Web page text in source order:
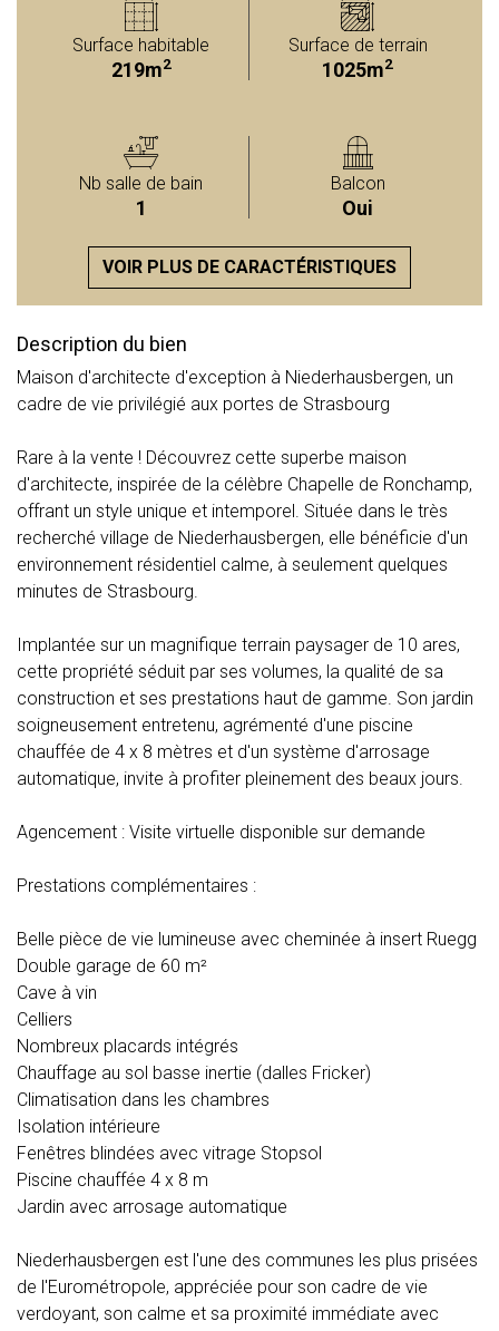
Surface habitable
219m2
Surface de terrain
1025m2
Nb salle de bain
1
Balcon
Oui
VOIR PLUS DE CARACTÉRISTIQUES
Description du bien
Maison d'architecte d'exception à Niederhausbergen, un
cadre de vie privilégié aux portes de Strasbourg
Rare à la vente ! Découvrez cette superbe maison
d'architecte, inspirée de la célèbre Chapelle de Ronchamp,
offrant un style unique et intemporel. Située dans le très
recherché village de Niederhausbergen, elle bénéficie d'un
environnement résidentiel calme, à seulement quelques
minutes de Strasbourg.
Implantée sur un magnifique terrain paysager de 10 ares,
cette propriété séduit par ses volumes, la qualité de sa
construction et ses prestations haut de gamme. Son jardin
soigneusement entretenu, agrémenté d'une piscine
chauffée de 4 x 8 mètres et d'un système d'arrosage
automatique, invite à profiter pleinement des beaux jours.
Agencement : Visite virtuelle disponible sur demande
Prestations complémentaires :
Belle pièce de vie lumineuse avec cheminée à insert Ruegg
Double garage de 60 m²
Cave à vin
Celliers
Nombreux placards intégrés
Chauffage au sol basse inertie (dalles Fricker)
Climatisation dans les chambres
Isolation intérieure
Fenêtres blindées avec vitrage Stopsol
Piscine chauffée 4 x 8 m
Jardin avec arrosage automatique
Niederhausbergen est l'une des communes les plus prisées
de l'Eurométropole, appréciée pour son cadre de vie
verdoyant, son calme et sa proximité immédiate avec